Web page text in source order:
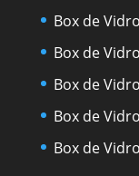
Box de
Box de
Box de
Box de
Box de